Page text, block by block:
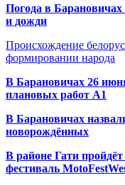
Погода в
и дожди
Происхождение
формировании народа
В Барановичах 26
плановых работ A1
В Барановичах
новорождённых
В районе Гати
фестиваль